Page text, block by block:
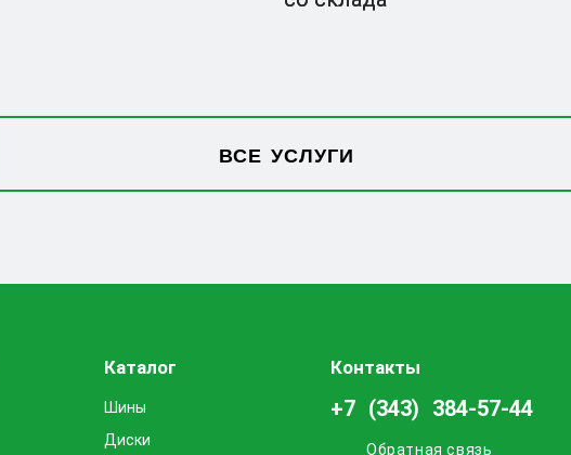
ВСЕ УСЛУГИ
Каталог
Шины
Диски
Контакты
+7 (343) 384-57-44
Обратная связь